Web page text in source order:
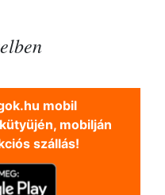
mobil
mobilján
szállás!